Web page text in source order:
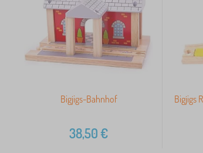
Bigjigs-Bahnhof
38,50€
Bigjigs